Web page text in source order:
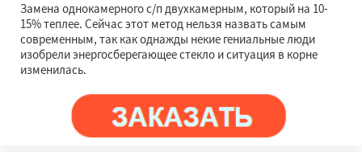
Замена однокамерного с/п двухкамерным, который на 10-
15% теплее. Сейчас этот метод нельзя назвать самым
современным, так как однажды некие гениальные люди
изобрели энергосберегающее стекло и ситуация в корне
изменилась.